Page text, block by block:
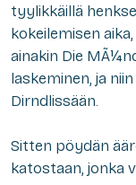
tyylikkäillä
kokeilemisen
ainakin Die
laskeminen, ja
Dirndlissään.
Sitten pöydän
katostaan, jonka